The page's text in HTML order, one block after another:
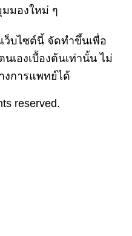
มองใหม่ ๆ
บไซต์นี้ จัดทำขึ้นเพื่อ
เองเบื้องต้นเท่านั้น ไม่
งการแพทย์ได้
reserved.